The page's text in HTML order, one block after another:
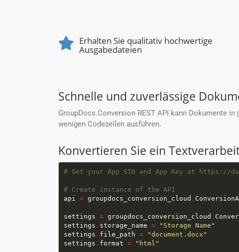
Erhalten Sie qualitativ hochwertige
Ausgabedateien
Schnelle und zuverlässige
GroupDocs.Conversion REST API kann Dokumente
wenigen Codezeilen ausführen.
Konvertieren Sie ein
# Get your App SID and App Key at https://
# Create instance of the API
api = groupdocs_conversion_cloud .
settings = groupdocs_conversion_cloud .
settings . storage_name =
"Storage Name"
settings . file_path =
"document.docx"
settings . format = "html"